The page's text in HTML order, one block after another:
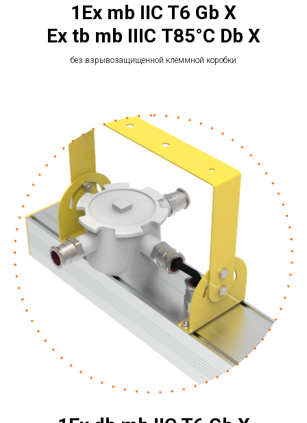
1Ех mb IIC T6 Gb Х
Ex tb mb IIIС T85°C Db X
без взрывозащищенной клеммной коробки